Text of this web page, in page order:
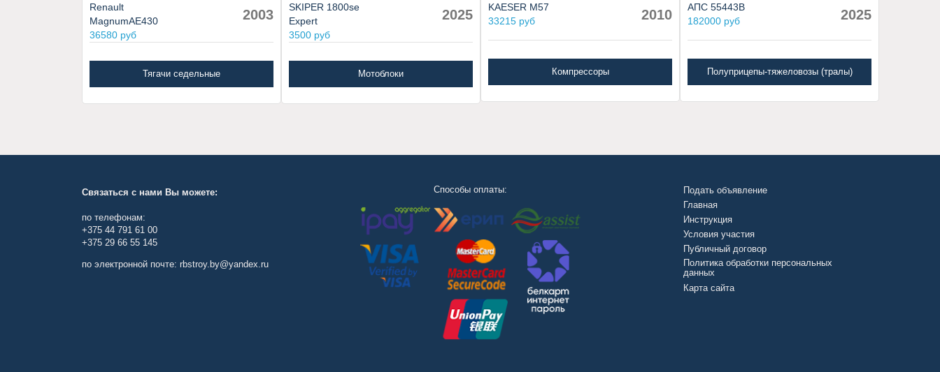
Renault
MagnumAE430
36580 руб
2003
Тягачи седельные
SKIPER 1800se
Expert
3500 руб
2025
Мотоблоки
KAESER M57
33215 руб
2010
Компрессоры
АПС 55443В
182000 руб
2025
Полуприцепы-тяжеловозы (тралы)
Связаться с нами Вы можете:
по телефонам:
+375 44 791 61 00
+375 29 66 55 145
по электронной почте: rbstroy.by@yandex.ru
Способы оплаты:
Подать объявление
Главная
Инструкция
Условия участия
Публичный договор
Политика обработки персональных
данных
Карта сайта